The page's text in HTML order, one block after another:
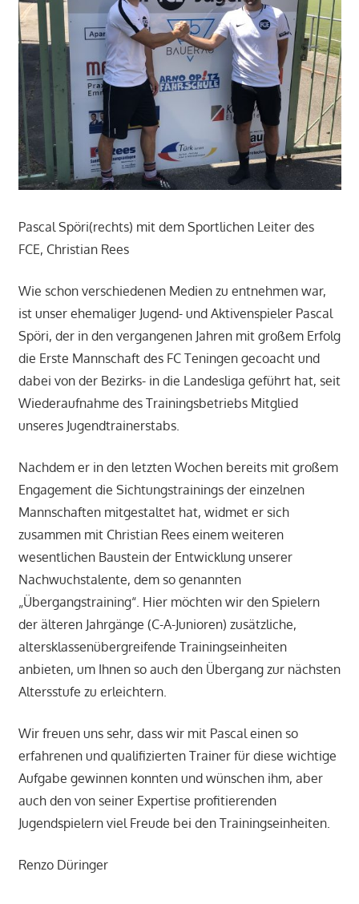
Pascal Spöri(rechts) mit dem Sportlichen Leiter des
FCE, Christian Rees
Wie schon verschiedenen Medien zu entnehmen war,
ist unser ehemaliger Jugend- und Aktivenspieler Pascal
Spöri, der in den vergangenen Jahren mit großem Erfolg
die Erste Mannschaft des FC Teningen gecoacht und
dabei von der Bezirks- in die Landesliga geführt hat, seit
Wiederaufnahme des Trainingsbetriebs Mitglied
unseres Jugendtrainerstabs.
Nachdem er in den letzten Wochen bereits mit großem
Engagement die Sichtungstrainings der einzelnen
Mannschaften mitgestaltet hat, widmet er sich
zusammen mit Christian Rees einem weiteren
wesentlichen Baustein der Entwicklung unserer
Nachwuchstalente, dem so genannten
„Übergangstraining“. Hier möchten wir den Spielern
der älteren Jahrgänge (C-A-Junioren) zusätzliche,
altersklassenübergreifende Trainingseinheiten
anbieten, um Ihnen so auch den Übergang zur nächsten
Altersstufe zu erleichtern.
Wir freuen uns sehr, dass wir mit Pascal einen so
erfahrenen und qualifizierten Trainer für diese wichtige
Aufgabe gewinnen konnten und wünschen ihm, aber
auch den von seiner Expertise profitierenden
Jugendspielern viel Freude bei den Trainingseinheiten.
Renzo Düringer